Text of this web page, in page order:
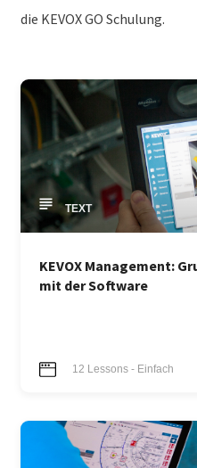
die KEVOX GO Schulung.
TEXT
KEVOX Management:
mit der Software
12 Lessons - Einfach